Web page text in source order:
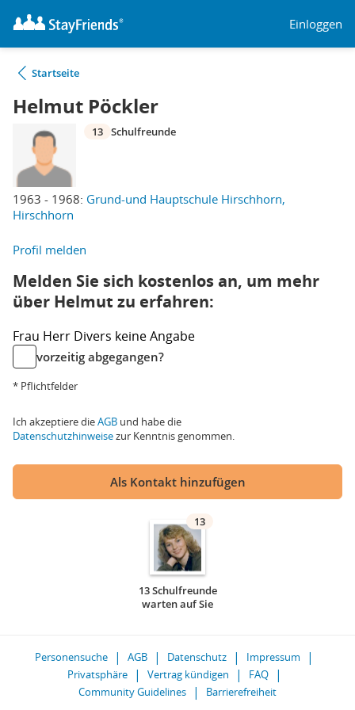
Einloggen
Startseite
Helmut Pöckler
1963 - 1968: Grund-und Hauptschule Hirschhorn,
Hirschhorn
13 Schulfreunde
Profil melden
Melden Sie sich kostenlos an, um mehr
über Helmut zu erfahren:
Frau Herr Divers keine Angabe
vorzeitig abgegangen?
* Pflichtfelder
Ich akzeptiere dieAGB und habe die
Datenschutzhinweisezur Kenntnis genommen.
Als Kontakt hinzufügen
13
13 Schulfreunde
warten auf Sie
Personensuche AGB Datenschutz
Impressum
Privatsphäre
Vertrag kündigen
FAQ
Community Guidelines
Barrierefreiheit